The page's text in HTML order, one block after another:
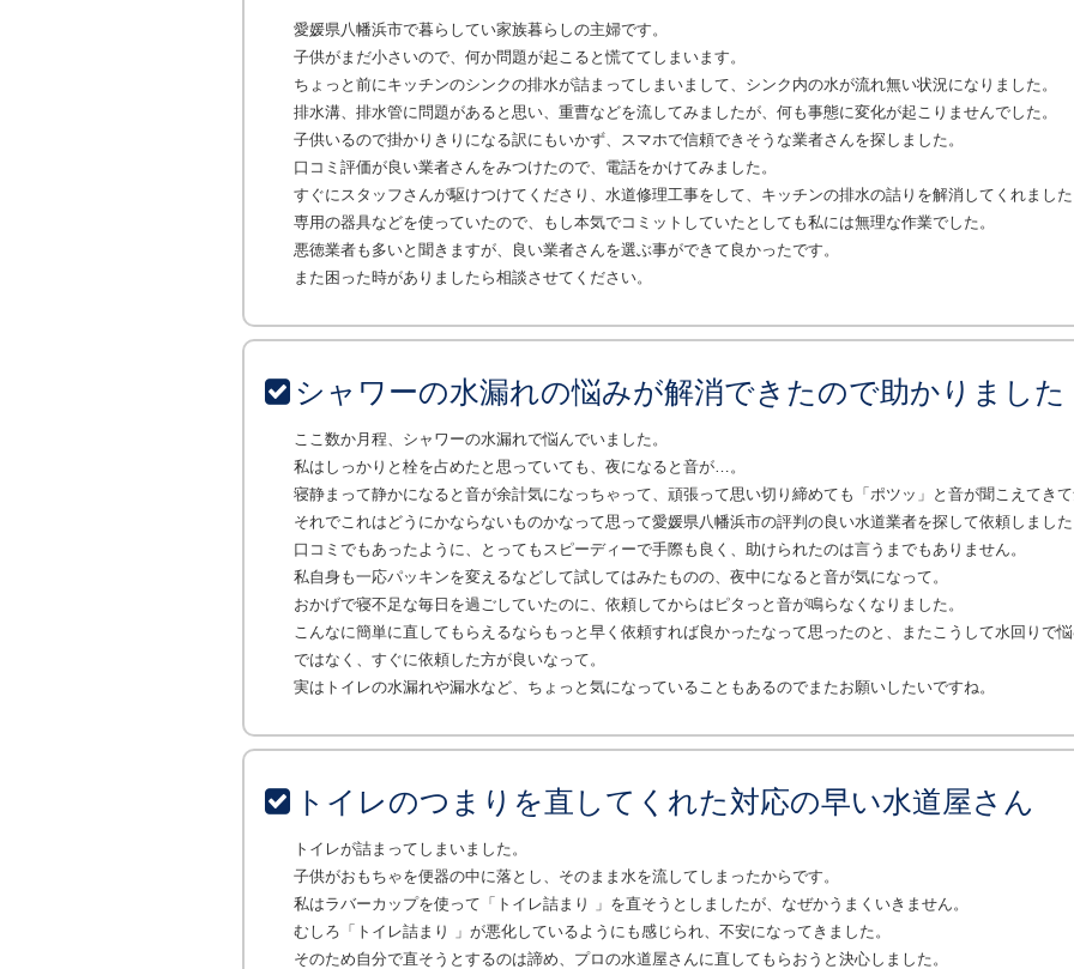
愛媛県八幡浜市で暮らしてい家族暮らしの主婦です。
子供がまだ小さいので、何か問題が起こると慌ててしまいます。
ちょっと前にキッチンのシンクの排水が詰まってしまいまして、シンク内の水が流れ無い状況になりました。
排水溝、排水管に問題があると思い、重曹などを流してみましたが、何も事態に変化が起こりませんでした。
子供いるので掛かりきりになる訳にもいかず、スマホで信頼できそうな業者さんを探しました。
口コミ評価が良い業者さんをみつけたので、電話をかけてみました。
すぐにスタッフさんが駆けつけてくださり、水道修理工事をして、キッチンの排水の詰りを解消してくれまし
専用の器具などを使っていたので、もし本気でコミットしていたとしても私には無理な作業でした。
悪徳業者も多いと聞きますが、良い業者さんを選ぶ事ができて良かったです。
また困った時がありましたら相談させてください。
シャワーの水漏れの悩みが解消できたので助かりました
ここ数か月程、シャワーの水漏れで悩んでいました。
私はしっかりと栓を占めたと思っていても、夜になると音が…。
寝静まって静かになると音が余計気になっちゃって、頑張って思い切り締めても「ポツッ」と音が聞こえてき
それでこれはどうにかならないものかなって思って愛媛県八幡浜市の評判の良い水道業者を探して依頼しまし
口コミでもあったように、とってもスピーディーで手際も良く、助けられたのは言うまでもありません。
私自身も一応パッキンを変えるなどして試してはみたものの、夜中になると音が気になって。
おかげで寝不足な毎日を過ごしていたのに、依頼してからはピタっと音が鳴らなくなりました。
こんなに簡単に直してもらえるならもっと早く依頼すれば良かったなって思ったのと、またこうして水回りで
ではなく、すぐに依頼した方が良いなって。
実はトイレの水漏れや漏水など、ちょっと気になっていることもあるのでまたお願いしたいですね。
トイレのつまりを直してくれた対応の早い水道屋さん
トイレが詰まってしまいました。
子供がおもちゃを便器の中に落とし、そのまま水を流してしまったからです。
私はラバーカップを使って「トイレ詰まり 」を直そうとしましたが、なぜかうまくいきません。
むしろ「トイレ詰まり 」が悪化しているようにも感じられ、不安になってきました。
そのため自分で直そうとするのは諦め、プロの水道屋さんに直してもらおうと決心しました。